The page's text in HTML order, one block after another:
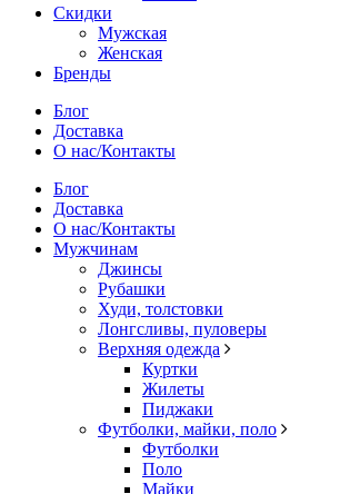
Скидки
Мужская
Женская
Бренды
Блог
Доставка
О нас/Контакты
Блог
Доставка
О нас/Контакты
Мужчинам
Джинсы
Рубашки
Худи, толстовки
Лонгсливы, пуловеры
Верхняя одежда
Куртки
Жилеты
Пиджаки
Футболки, майки, поло
Футболки
Поло
Майки